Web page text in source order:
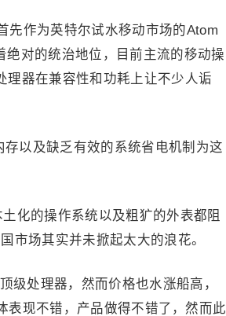
先作为英特尔试水移动市场的Atom
对的统治地位，目前主流的移动操
理器在兼容性和功耗上让不少人诟
以及缺乏有效的系统省电机制为这
化的操作系统以及粗犷的外表都阻
市场其实并未掀起太大的浪花。
级处理器，然而价格也水涨船高，
表现不错，产品做得不错了，然而此